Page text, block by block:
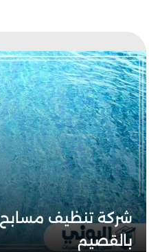
شركة تنظيف مسابح
بالقصيم